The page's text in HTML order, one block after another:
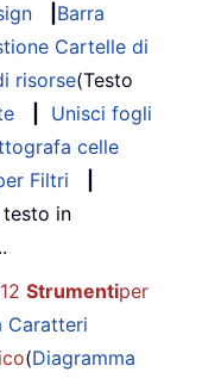
Barra
Cartelle di
risorse(Testo
Unisci fogli
celle
Filtri
in
12 Strumentiper
Caratteri
(Diagramma